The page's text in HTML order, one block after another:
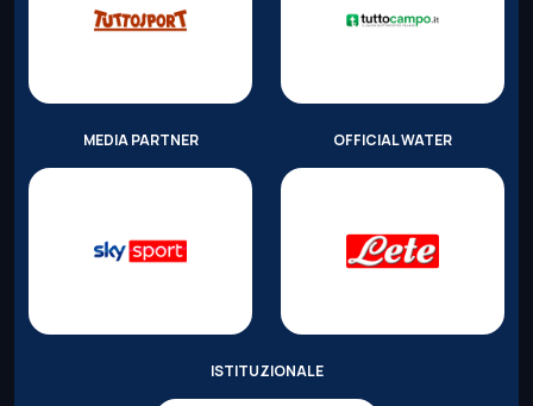
MEDIA PARTNER OFFICIAL WATER
ISTITUZIONALE